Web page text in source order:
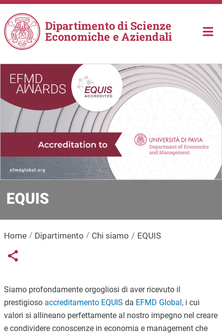
Salta al contenuto principale
Dipartimento di Scienze
Economiche e Aziendali
EQUIS
Home Dipartimento Chi siamo EQUIS
Links condivisione social
Share button
Siamo profondamente orgogliosi di aver ricevuto il
prestigioso accreditamento EQUIS da EFMD Global , i cui
valori si allineano perfettamente al nostro impegno nel creare
e condividere conoscenze in economia e management che